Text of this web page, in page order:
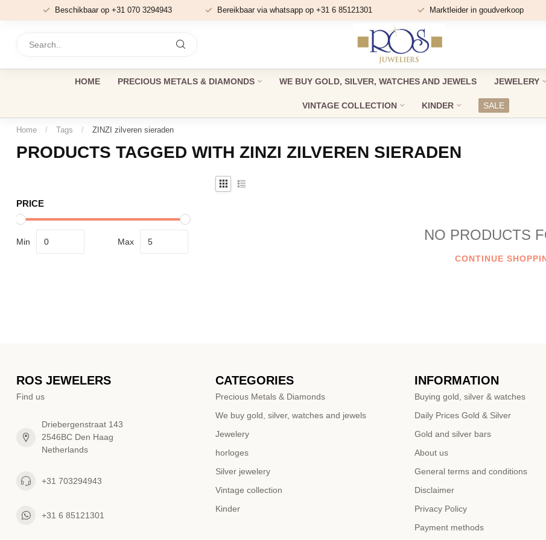
Beschikbaar op +31 070 3294943 Bereikbaar via whatsapp op +31 6 85121301 Marktleider in goudverkoop
HOME PRECIOUS METALS & DIAMONDS WE BUY GOLD, SILVER, WATCHES AND JEWELS JEWELERY
VINTAGE COLLECTION KINDER SALE
Home / Tags / ZINZI zilveren sieraden
PRODUCTS TAGGED WITH ZINZI ZILVEREN SIERADEN
PRICE
Min Max NO PRODUCTS
CONTINUE
ROS JEWELERS
Find us
Driebergenstraat 143
2546BC Den Haag
Netherlands
+31 703294943
+31 6 85121301
CATEGORIES
Precious Metals & Diamonds
We buy gold, silver, watches and jewels
Jewelery
horloges
Silver jewelery
Vintage collection
Kinder
INFORMATION
Buying gold, silver & watches
Daily Prices Gold & Silver
Gold and silver bars
About us
General terms and conditions
Disclaimer
Privacy Policy
Payment methods